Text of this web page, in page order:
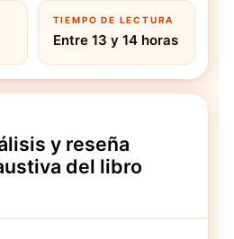
TIEMPO DE LECTURA
Entre 13 y 14 horas
y reseña
del libro